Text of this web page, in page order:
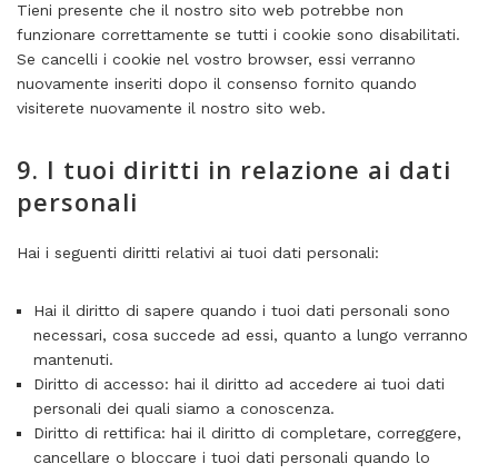
Tieni presente che il nostro sito web potrebbe non
funzionare correttamente se tutti i cookie sono disabilitati.
Se cancelli i cookie nel vostro browser, essi verranno
nuovamente inseriti dopo il consenso fornito quando
visiterete nuovamente il nostro sito web.
9. I tuoi diritti in relazione ai dati
personali
Hai i seguenti diritti relativi ai tuoi dati personali:
Hai il diritto di sapere quando i tuoi dati personali sono
necessari, cosa succede ad essi, quanto a lungo verranno
mantenuti.
Diritto di accesso: hai il diritto ad accedere ai tuoi dati
personali dei quali siamo a conoscenza.
Diritto di rettifica: hai il diritto di completare, correggere,
cancellare o bloccare i tuoi dati personali quando lo